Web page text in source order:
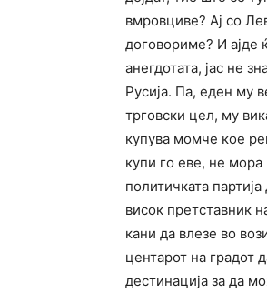
вмровциве? Ај со
договориме? И ајде
анегдотата, јас не
Русија. Па, еден му
трговски цел, му
купува момче кое
купи го еве, не
политичката
висок претставник
кани да влезе во
центарот на градот
дестинација за да